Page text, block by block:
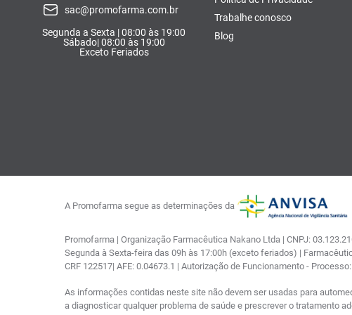
sac@promofarma.com.br
Segunda a Sexta | 08:00 às 19:00
Sábado| 08:00 às 19:00
Exceto Feriados
Trabalhe conosco
Blog
A Promofarma segue as determinações da
Promofarma | Organização Farmacêutica Nakano Ltda | CNPJ:
Segunda à Sexta-feira das 09h às 17:00h (exceto feriados) |
CRF 122517| AFE: 0.04673.1 | Autorização de Funcionamento -
As informações contidas neste site não devem ser usadas para
a diagnosticar qualquer problema de saúde e prescrever o tratamento